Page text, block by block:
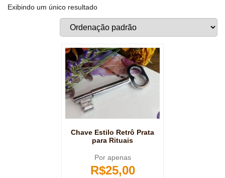
Exibindo um único resultado
Chave Estilo Retrô Prata
para Rituais
Por apenas
R$25,00